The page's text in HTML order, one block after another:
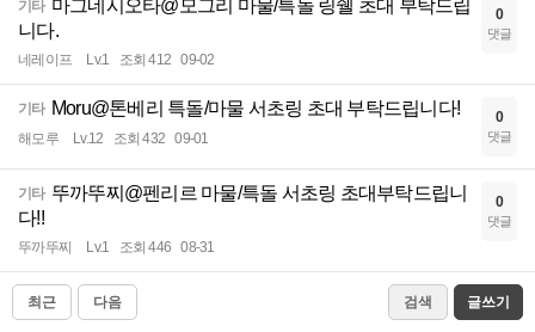
기타 마그네시오타@모그리 마물/특돌 링쉘 초대 부탁드립
니다.
네레이프 Lv.1 조회 412 09-02
0
댓글
기타 Moru@톤베리 특돌/마물 서초링 초대 부탁드립니다!
해모루 Lv.12 조회 432 09-01
0
댓글
기타 뚜까뚜찌@펜리르 마물/특돌 서초링 초대부탁드립니
다!!
뚜까뚜찌 Lv.1 조회 446 08-31
0
댓글
최근 다음 검색 글쓰기